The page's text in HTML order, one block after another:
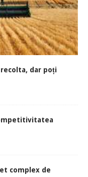
dar poți
complex de